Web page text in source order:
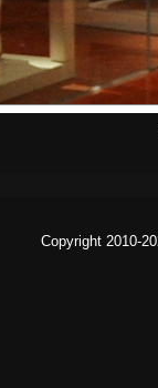
Copyright 2010-